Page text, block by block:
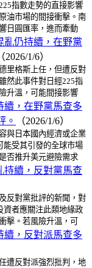
指數走勢的直接影響
油市場的間接衝擊。南
日圓匯率，進而牽動
亂仍持續，在野黨
（2026/1/6）
里格斯上任，但遭反對
然此事件對日經225指
升溫，可能間接影響
續，在野黨馬查多
。
（2026/1/6）
與日本國內經濟或企業
能受其引發的全球市場
否推升美元避險需求
持續，反對黨馬查
反對黨批評的新聞，對
資者應關注此類地緣政
擊。若風險升溫，可
續，反對派馬查多
遭反對派強烈批判，地